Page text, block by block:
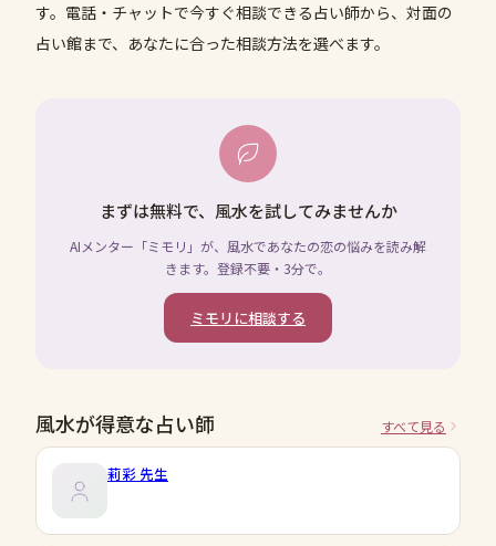
す。電話・チャットで今すぐ相談できる占い師から、対面の
占い館まで、あなたに合った相談方法を選べます。
まずは無料で、風水を試してみませんか
AIメンター「ミモリ」が、風水であなたの恋の悩みを読み解
きます。登録不要・3分で。
ミモリに相談する
風水が得意な占い師 すべて見る
莉彩先生